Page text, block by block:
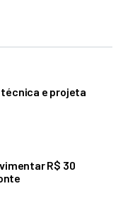
e projeta
R$ 30